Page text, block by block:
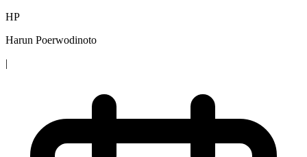
HP
Harun Poerwodinoto
|